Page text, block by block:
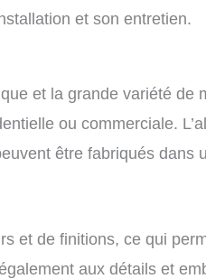
et son entretien.
et la grande variété
ou commerciale.
être fabriqués dans
et de finitions, ce qui
aux détails et